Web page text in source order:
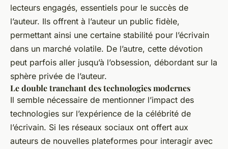
lecteurs engagés, essentiels pour le succès de
l’auteur. Ils offrent à l’auteur un public fidèle,
permettant ainsi une certaine stabilité pour l’écrivain
dans un marché volatile. De l’autre, cette dévotion
peut parfois aller jusqu’à l’obsession, débordant sur la
sphère privée de l’auteur.
Le double tranchant des technologies modernes
Il semble nécessaire de mentionner l’impact des
technologies sur l’expérience de la célébrité de
l’écrivain. Si les réseaux sociaux ont offert aux
auteurs de nouvelles plateformes pour interagir avec